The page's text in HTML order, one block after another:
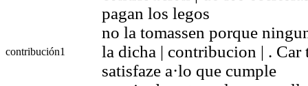
pagan los legos
contribución1
no la tomassen porque
la dicha | contribucion | .
satisfaze a·lo que cumple